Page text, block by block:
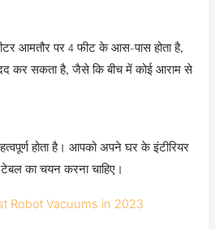
आमतौर पर 4 फीट के आस-पास होता है,
कर सकता है, जैसे कि बीच में कोई आराम से
होता है। आपको अपने घर के इंटीरियर
का चयन करना चाहिए।
Robot Vacuums in 2023